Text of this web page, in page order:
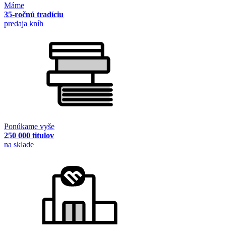
Máme
35-ročnú tradíciu
predaja kníh
Ponúkame vyše
250 000 titulov
na sklade